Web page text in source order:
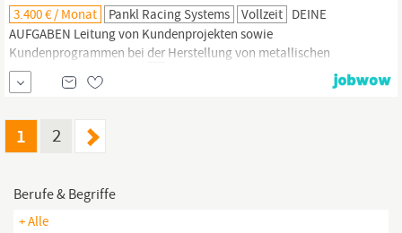
3.400 € / Monat Pankl Racing Systems Vollzeit DEINE
AUFGABEN Leitung von Kundenprojekten sowie
Kundenprogrammen bei der Herstellung von metallischen
Luftfahrtbauteilen, insbesondere Antriebskomponenten für
Helikopter- und Triebwerkhersteller Erarbeitung
Basis
derSpezifikationen,...
1 2
Berufe & Begriffe
+ Alle